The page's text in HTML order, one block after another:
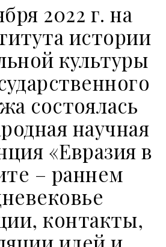
2022 г. на
истории
культуры
состоялась
научная
«Евразия в
– раннем
контакты,